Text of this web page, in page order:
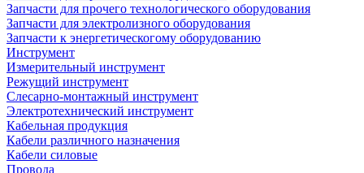
Запчасти для прочего технологического оборудования
Запчасти для электролизного оборудования
Запчасти к энергетическогому оборудованию
Инструмент
Измерительный инструмент
Режущий инструмент
Слесарно-монтажный инструмент
Электротехнический инструмент
Кабельная продукция
Кабели различного назначения
Кабели силовые
Провода